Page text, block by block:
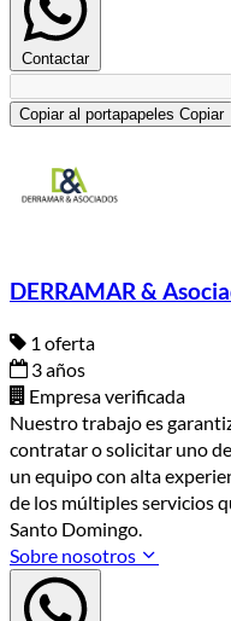
Contactar
Copiar al portapapeles Copiar
DERRAMAR &
1 oferta
3 años
Empresa verificada
Nuestro trabajo es
contratar o solicitar uno
un equipo con alta
de los múltiples servicios
Santo Domingo.
Sobre nosotros